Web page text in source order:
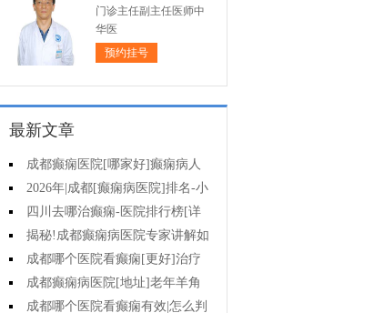
门诊主任副主任医师中
华医
预约挂号
最新文章
成都癫痫医院[哪家好]癫痫病人
能活多久?
2026年|成都[癫痫病医院]排名-小
儿癫痫症状是什么?
四川去哪治癫痫-医院排行榜[详
细排名]儿童癫痫治疗要注意什么?
揭秘!成都癫痫病医院专家讲解如
何避免癫痫病的遗传给孩子?
成都哪个医院看癫痫[更好]治疗
癫痫的药物不良反应是什么?
成都癫痫病医院[地址]老年羊角
风心理怎么调整?
成都哪个医院看癫痫有效|怎么判